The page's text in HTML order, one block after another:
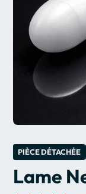
PIÈCE DÉTACHÉE
Lame